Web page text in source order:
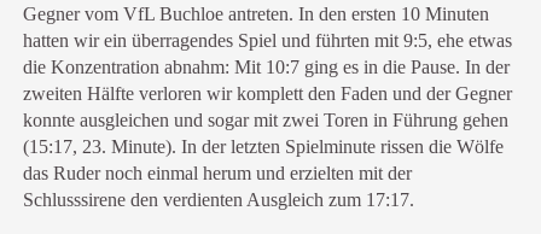
Gegner vom VfL Buchloe antreten. In den ersten 10 Minuten
hatten wir ein überragendes Spiel und führten mit 9:5, ehe etwas
die Konzentration abnahm: Mit 10:7 ging es in die Pause. In der
zweiten Hälfte verloren wir komplett den Faden und der Gegner
konnte ausgleichen und sogar mit zwei Toren in Führung gehen
(15:17, 23. Minute). In der letzten Spielminute rissen die Wölfe
das Ruder noch einmal herum und erzielten mit der
Schlusssirene den verdienten Ausgleich zum 17:17.